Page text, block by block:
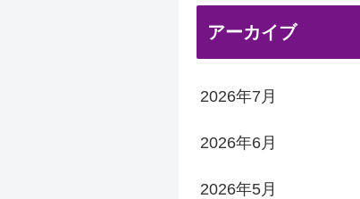
アーカイブ
2026年7月
2026年6月
2026年5月